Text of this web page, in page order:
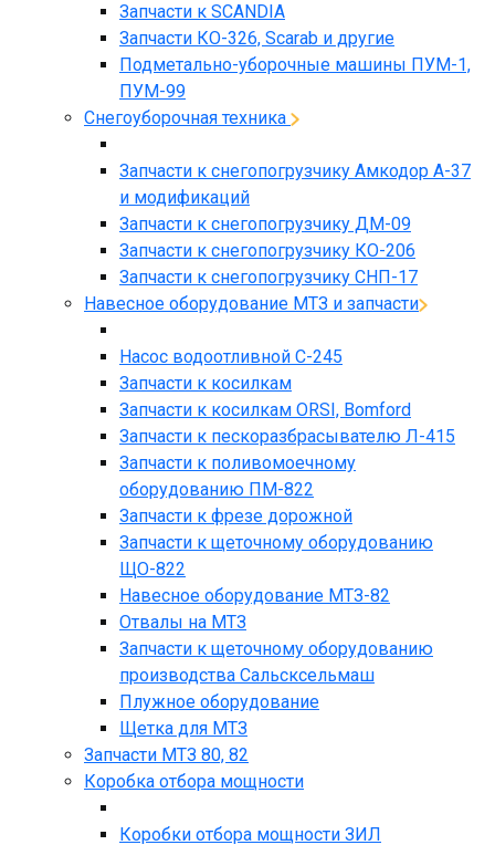
Запчасти к SCANDIA
Запчасти КО-326, Scarab и другие
Подметально-уборочные машины ПУМ-1,
ПУМ-99
Снегоуборочная техника
Запчасти к снегопогрузчику Амкодор А-37
и модификаций
Запчасти к снегопогрузчику ДМ-09
Запчасти к снегопогрузчику КО-206
Запчасти к снегопогрузчику СНП-17
Навесное оборудование МТЗ и запчасти
Насос водоотливной С-245
Запчасти к косилкам
Запчасти к косилкам ORSI, Bomford
Запчасти к пескоразбрасывателю Л-415
Запчасти к поливомоечному
оборудованию ПМ-822
Запчасти к фрезе дорожной
Запчасти к щеточному оборудованию
ЩО-822
Навесное оборудование МТЗ-82
Отвалы на МТЗ
Запчасти к щеточному оборудованию
производства Сальсксельмаш
Плужное оборудование
Щетка для МТЗ
Запчасти МТЗ 80, 82
Коробка отбора мощности
Коробки отбора мощности ЗИЛ